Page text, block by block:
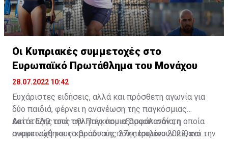
Οι Κυπριακές συμμετοχές στο
Ευρωπαϊκό Πρωτάθλημα του Μονάχου
28.07.2022 10:42
Ευχάριστες ειδήσεις, αλλά και πρόσθετη αγωνία για
δύο παιδιά, φέρνει η ανανέωση της παγκόσμιας
κατάταξης από την Παγκόσμια Ομοσπονδία, η οποία
ανακοινώθηκε το βράδυ της 27ης Ιουλίου 2022, και την
ΔείτεΕΔΩτους αθλητές που εξασφάλισαν τη
συμμετοχή τους και αυτούς που περιμένουν πιθανό